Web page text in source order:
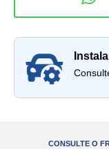
CONSULTE O